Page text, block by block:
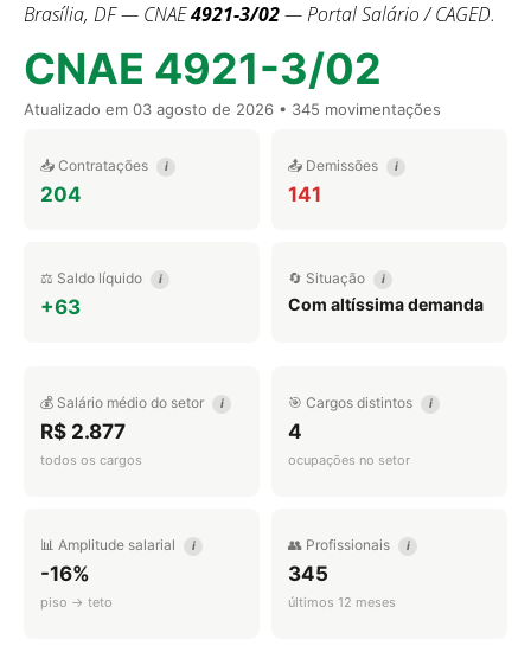
Brasília, DF — CNAE4921-3/02— Portal Salário / CAGED.
CNAE 4921-3/02
Atualizado em 03 agosto de 2026 • 345 movimentações
📥 Contratações i
204
📤 Demissões i
141
⚖️ Saldo líquido i
+63
🔄 Situação i
Com altíssima demanda
💰 Salário médio do setor i
R$ 2.877
todos os cargos
🎯 Cargos distintos i
4
ocupações no setor
📊 Amplitude salarial i
-16%
piso → teto
👥 Profissionais i
345
últimos 12 meses